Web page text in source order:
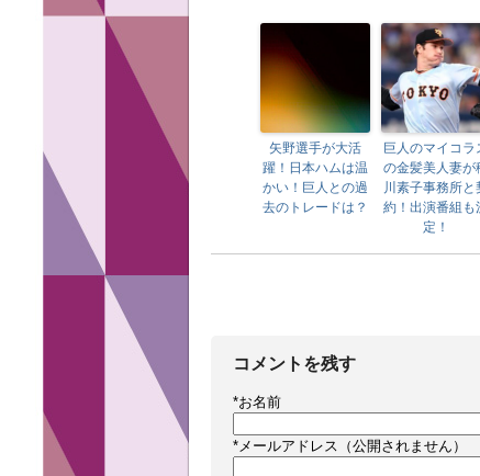
矢野選手が大活
躍！日本ハムは温
かい！巨人との過
去のトレードは？
巨人のマイコラ
の金髪美人妻が
川素子事務所と
約！出演番組も
定！
コメントを残す
*お名前
*メールアドレス（公開されません）